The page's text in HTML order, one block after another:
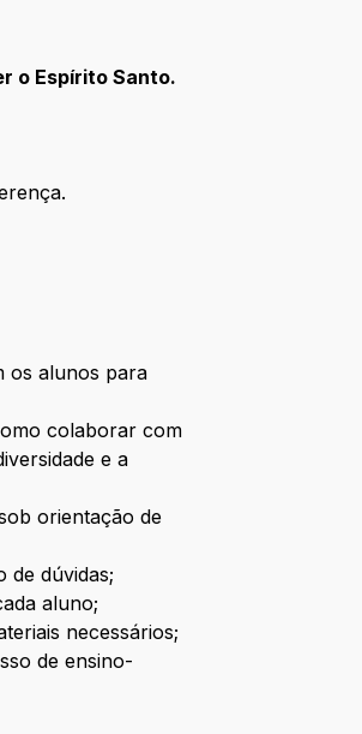
o Espírito Santo.
os alunos para
colaborar com
e a
orientação de
de dúvidas;
aluno;
necessários;
de ensino-